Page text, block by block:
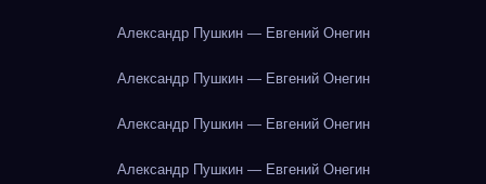
Александр Пушкин — Евгений Онегин
Александр Пушкин — Евгений Онегин
Александр Пушкин — Евгений Онегин
Александр Пушкин — Евгений Онегин